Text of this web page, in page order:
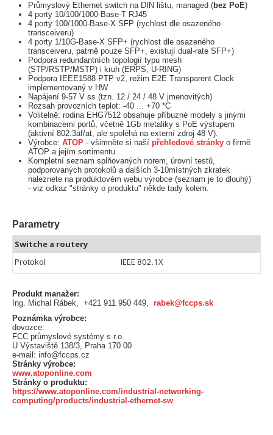
Průmyslový Ethernet switch na DIN lištu, managed (bez PoE)
4 porty 10/100/1000-Base-T RJ45
4 porty 100/1000-Base-X SFP (rychlost dle osazeného
transceiveru)
4 porty 1/10G-Base-X SFP+ (rychlost dle osazeného
transceiveru, patrně pouze SFP+, existují dual-rate SFP+)
Podpora redundantních topologií typu mesh
(STP/RSTP/MSTP) i kruh (ERPS, U-RING)
Podpora IEEE1588 PTP v2, režim E2E Transparent Clock
implementovaný v HW
Napájení 9-57 V ss (tzn. 12 / 24 / 48 V jmenovitých)
Rozsah provozních teplot: -40 ... +70 *C
Volitelně: rodina EHG7512 obsahuje příbuzné modely s jinými
kombinacemi portů, včetně 1Gb metaliky s PoE výstupem
(aktivní 802.3af/at, ale spoléhá na externí zdroj 48 V).
Výrobce:ATOP - všimněte si našípřehledové stránky o firmě
ATOP a jejím sortimentu
Kompletní seznam splňovaných norem, úrovní testů,
podporovaných protokolů a dalších 3-10místných zkratek
naleznete na produktovém webu výrobce (seznam je to dlouhý)
- viz odkaz "stránky o produktu" někde tady kolem.
Parametry
Switche a routery
Protokol
IEEE 802.1X
Produkt manažer:
Ing. Michal Rábek, +421 911 950 449, rabek@fccps.sk
Poznámka výrobce:
dovozce:
FCC průmyslové systémy s.r.o.
U Výstaviště 138/3, Praha 170 00
e-mail: info@fccps.cz
Stránky výrobce:
www.atoponline.com
Stránky o produktu:
https://www.atoponline.com/industrial-networking-
computing/products/industrial-ethernet-sw